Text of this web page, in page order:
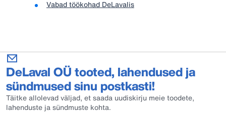
Vabad töökohad DeLavalis
DeLaval OÜ tooted, lahendused ja
sündmused sinu postkasti!
Täitke allolevad väljad, et saada uudiskirju meie toodete,
lahenduste ja sündmuste kohta.